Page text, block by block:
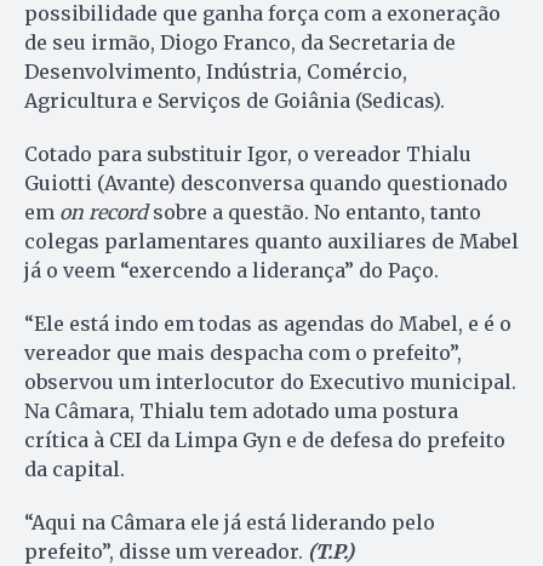
possibilidade que ganha força com a exoneração
de seu irmão, Diogo Franco, da Secretaria de
Desenvolvimento, Indústria, Comércio,
Agricultura e Serviços de Goiânia (Sedicas).
Cotado para substituir Igor, o vereador Thialu
Guiotti (Avante) desconversa quando questionado
em on recordsobre a questão. No entanto, tanto
colegas parlamentares quanto auxiliares de Mabel
já o veem “exercendo a liderança” do Paço.
“Ele está indo em todas as agendas do Mabel, e é o
vereador que mais despacha com o prefeito”,
observou um interlocutor do Executivo municipal.
Na Câmara, Thialu tem adotado uma postura
crítica à CEI da Limpa Gyn e de defesa do prefeito
da capital.
“Aqui na Câmara ele já está liderando pelo
prefeito”, disse um vereador. (T.P.)